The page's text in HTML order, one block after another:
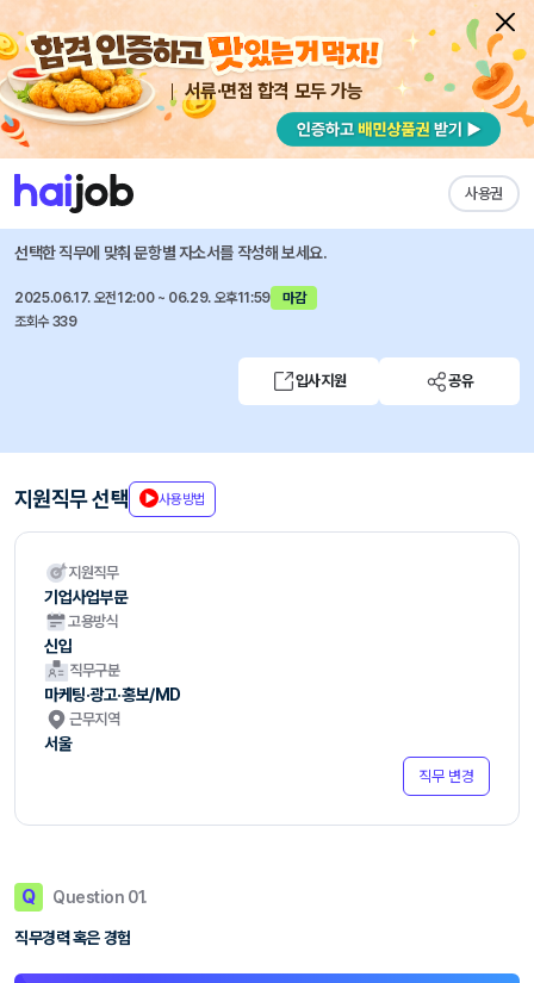
서류·면접 합격 모두 가능
사용권
채용공고 자소서 자유항목 자소서 내 작성목록
이크레더블 즐겨찾기
사업부문 인재 채용
선택한 직무에 맞춰 문항별 자소서를 작성해 보세요.
2025.06.17. 오전12:00 ~ 06.29. 오후11:59
마감
조회수 339
입사지원 공유
지원직무 선택 사용방법
지원직무
기업사업부문
고용방식
신입
직무구분
마케팅·광고·홍보/MD
근무지역
서울
직무 변경
Q Question 01.
직무경력 혹은 경험